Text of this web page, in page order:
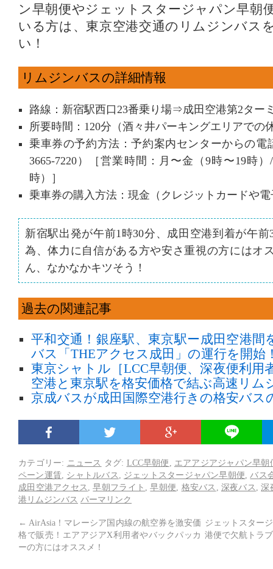
ン早朝便やジェットスタージャパン早朝
いる方は、東京空港交通のリムジンバス
い！
リムジンバスの詳細情報
路線：新宿駅西口23番乗り場⇒成田空港第2ター
所要時間：120分（酒々井パーキングエリアでの
乗車券の予約方法：予約案内センターからの電
3665-7220）［営業時間：月〜金（9時〜19時
時）］
乗車券の購入方法：現金（クレジットカードや
新宿駅出発が午前1時30分、成田空港到着が午
為、体力に自信がある方や安さ重視の方にはオ
ん、なかなかキツそう！
過去の関連記事
平和交通！銀座駅、東京駅ー成田空港間
バス「THEアクセス成田」の運行を開始
東京シャトル［LCC早朝便、深夜便利用
空港と東京駅を格安価格で結ぶ高速リム
京成バスが成田国際空港行きの格安バス
カテゴリー: ニュース タグ: LCC早朝便
エアアジアジャパン早朝
ペーン運賃
シャトルバス ジェットスタージャパン早朝便
バス
成田空港アクセス
,早朝フライト ,早朝便 格安バス 深夜バス ,深
港リムジンバス パーマリンク
← AirAsia！マレーシア国内線の航空券を激安価
格で販売！エアアジアX利用者やバックパッカ
ーの方にはオススメ！
ジェットスター
港便で欠航トラ